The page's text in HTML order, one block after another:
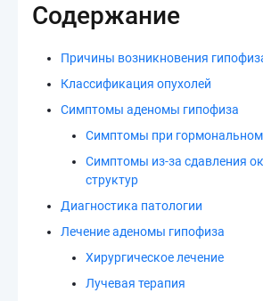
Содержание
Причины возникновения
Классификация опухолей
Симптомы аденомы гипофиза
Симптомы при гормональном
Симптомы из-за сдавления
структур
Диагностика патологии
Лечение аденомы гипофиза
Хирургическое лечение
Лучевая терапия